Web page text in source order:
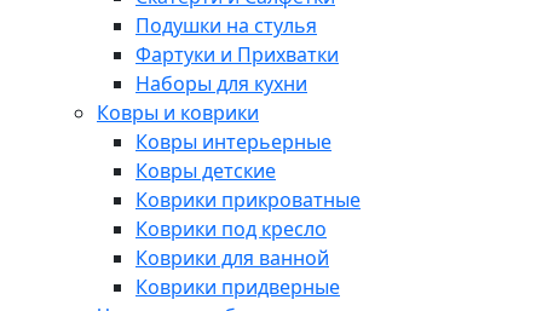
Подушки на стулья
Фартуки и Прихватки
Наборы для кухни
Ковры и коврики
Ковры интерьерные
Ковры детские
Коврики прикроватные
Коврики под кресло
Коврики для ванной
Коврики придверные